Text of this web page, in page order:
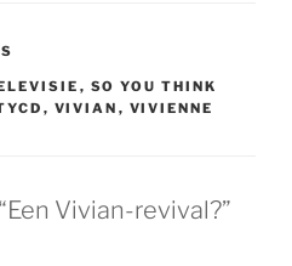
, SO YOU THINK
, VIVIAN , VIVIENNE
Vivian-revival?”